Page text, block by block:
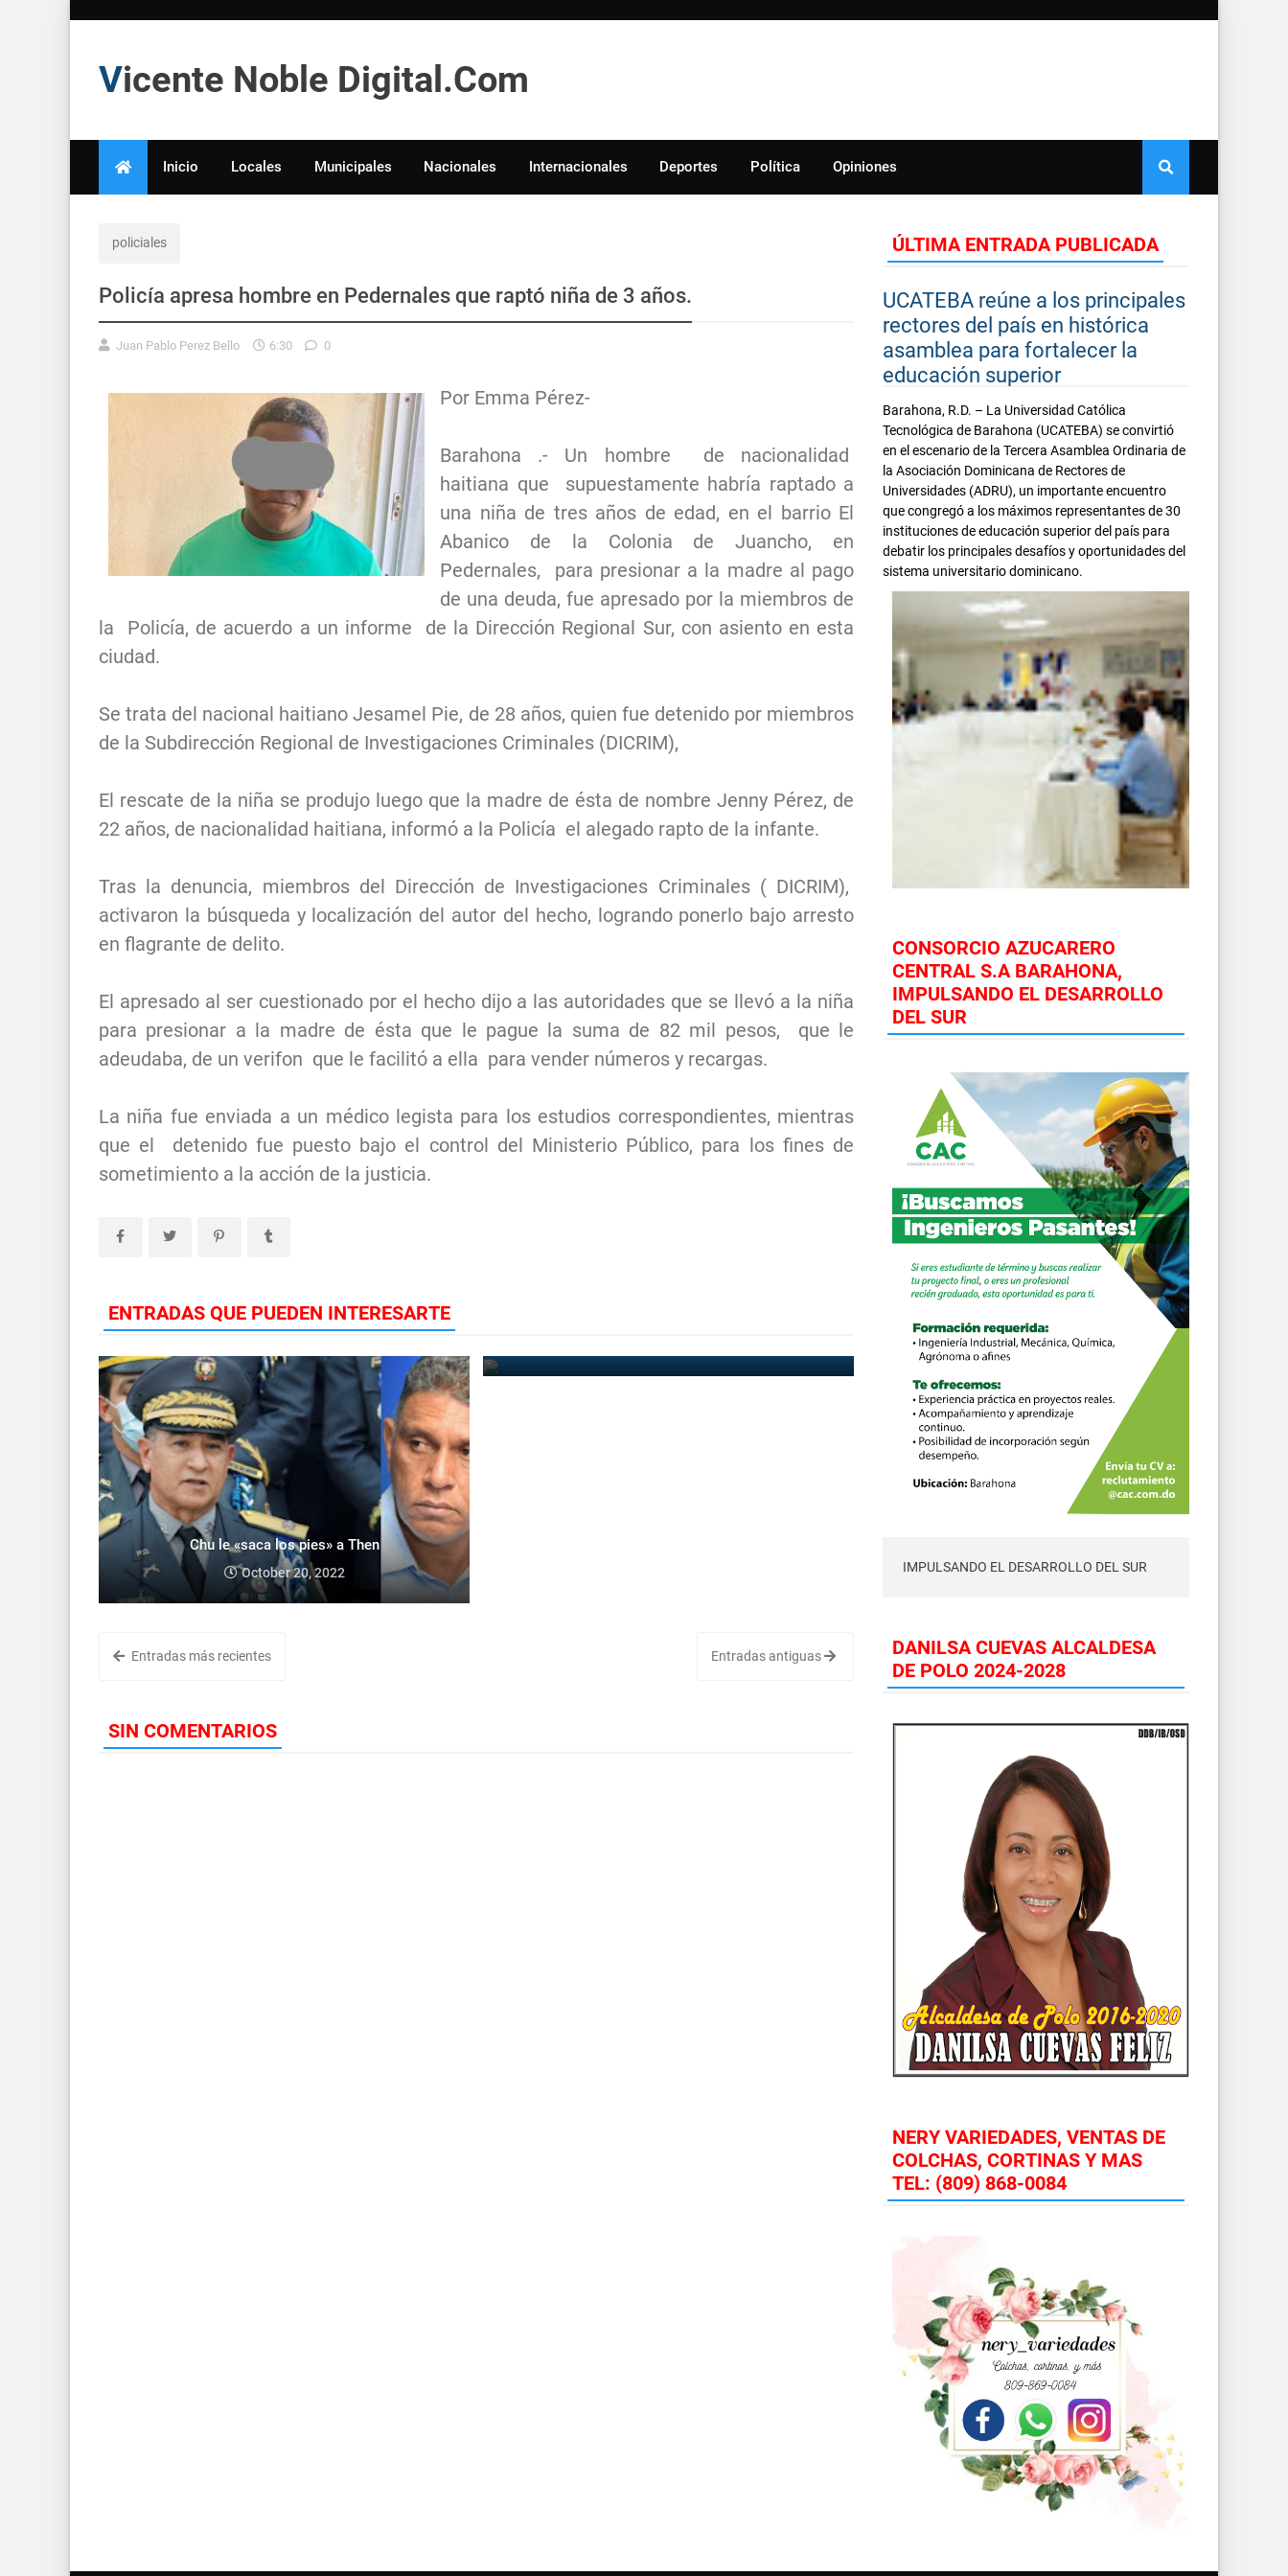
Vicente Noble Digital.Com
Inicio Locales Municipales Nacionales Internacionales Deportes Política Opiniones
policiales
Policía apresa hombre en Pedernales que raptó niña de 3 años.
Juan Pablo Perez Bello 6:30 0
Por Emma Pérez-
Barahona .- Un hombre de nacionalidad
haitiana que supuestamente habría raptado a
una niña de tres años de edad, en el barrio El
Abanico de la Colonia de Juancho, en
Pedernales, para presionar a la madre al pago
de una deuda, fue apresado por la miembros de
la Policía, de acuerdo a un informe de la Dirección Regional Sur, con asiento en esta
ciudad.
Se trata del nacional haitiano Jesamel Pie, de 28 años, quien fue detenido por miembros
de la Subdirección Regional de Investigaciones Criminales (DICRIM),
El rescate de la niña se produjo luego que la madre de ésta de nombre Jenny Pérez, de
22 años, de nacionalidad haitiana, informó a la Policía el alegado rapto de la infante.
Tras la denuncia, miembros del Dirección de Investigaciones Criminales ( DICRIM),
activaron la búsqueda y localización del autor del hecho, logrando ponerlo bajo arresto
en flagrante de delito.
El apresado al ser cuestionado por el hecho dijo a las autoridades que se llevó a la niña
para presionar a la madre de ésta que le pague la suma de 82 mil pesos, que le
adeudaba, de un verifon que le facilitó a ella para vender números y recargas.
La niña fue enviada a un médico legista para los estudios correspondientes, mientras
que el detenido fue puesto bajo el control del Ministerio Público, para los fines de
sometimiento a la acción de la justicia.
ENTRADAS QUE PUEDEN INTERESARTE
Chu le «saca los pies» a Then
October 20, 2022
Entradas más recientes Entradas antiguas
SIN COMENTARIOS
ÚLTIMA ENTRADA PUBLICADA
UCATEBA reúne a los principales
rectores del país en histórica
asamblea para fortalecer la
educación superior
Barahona, R.D. – La Universidad Católica
Tecnológica de Barahona (UCATEBA) se convirtió
en el escenario de la Tercera Asamblea Ordinaria de
la Asociación Dominicana de Rectores de
Universidades (ADRU), un importante encuentro
que congregó a los máximos representantes de 30
instituciones de educación superior del país para
debatir los principales desafíos y oportunidades del
sistema universitario dominicano.
CONSORCIO AZUCARERO
CENTRAL S.A BARAHONA,
IMPULSANDO EL DESARROLLO
DEL SUR
IMPULSANDO EL DESARROLLO DEL SUR
DANILSA CUEVAS ALCALDESA
DE POLO 2024-2028
NERY VARIEDADES, VENTAS DE
COLCHAS, CORTINAS Y MAS
TEL: (809) 868-0084